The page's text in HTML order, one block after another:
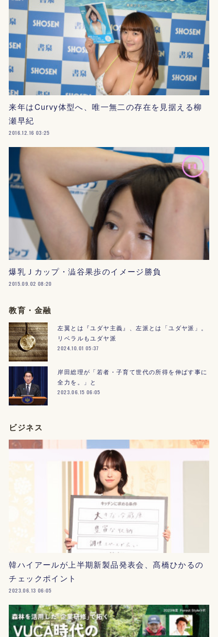
来年はCurvy体型へ、唯一無二の存在を見据える柳
瀬早紀
2016.12.16 03:25
爆乳Ｊカップ・澁谷果歩のイメージ勝負
2015.09.02 08:20
教育・金融
左翼とは『ユダヤ主義』、左派とは「ユダヤ派」。
リベラルもユダヤ派
2024.10.01 05:37
岸田総理が「若者・子育て世代の所得を伸ばす事に
全力を。」と
2023.06.15 06:05
ビジネス
韓ハイアールが上半期新製品発表会、髙橋ひかるの
チェックポイント
2023.06.13 06:05